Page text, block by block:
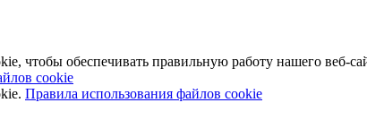
чтобы обеспечивать правильную работу нашего веб-
cookie
Правила использования файлов cookie